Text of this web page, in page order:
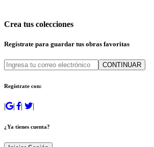
Crea tus colecciones
Regístrate para guardar tus obras favoritas
CONTINUAR
Regístrate con:
| | | |
¿Ya tienes cuenta?